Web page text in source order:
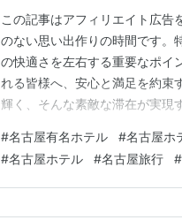
この記事はアフィリエイト広告
のない思い出作りの時間です。
の快適さを左右する重要なポイ
れる皆様へ、安心と満足を約束
輝く、そんな素敵な滞在が実現
端のエンターテイメントまで、
にとっては、名古屋城のような
#名古屋有名ホテル #名古屋ホ
#名古屋ホテル #名古屋旅行 #